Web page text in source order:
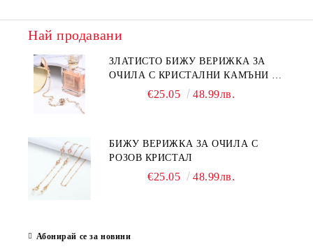
Най продавани
ЗЛАТИСТО БИЖУ ВЕРИЖКА ЗА
ОЧИЛА С КРИСТАЛНИ КАМЪНИ И
€25.05 48.99лв.
БИЖУ ВЕРИЖКА ЗА ОЧИЛА С
РОЗОВ КРИСТАЛ
€25.05 48.99лв.
Абонирай се за новини